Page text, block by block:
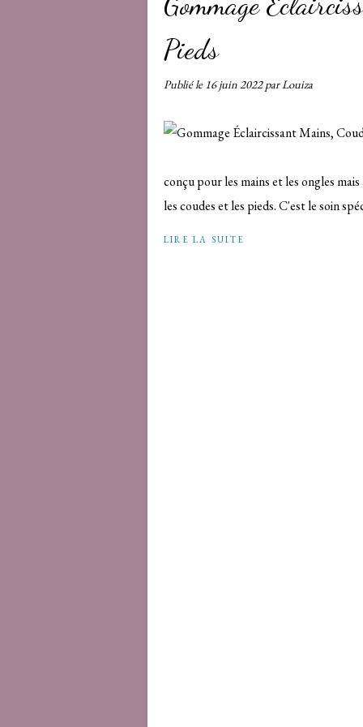
Pieds
Publié le16 juin 2022par Louiza
conçu pour les mains et les ongles
les coudes et les pieds. C'est le soin
LIRE LA SUITE